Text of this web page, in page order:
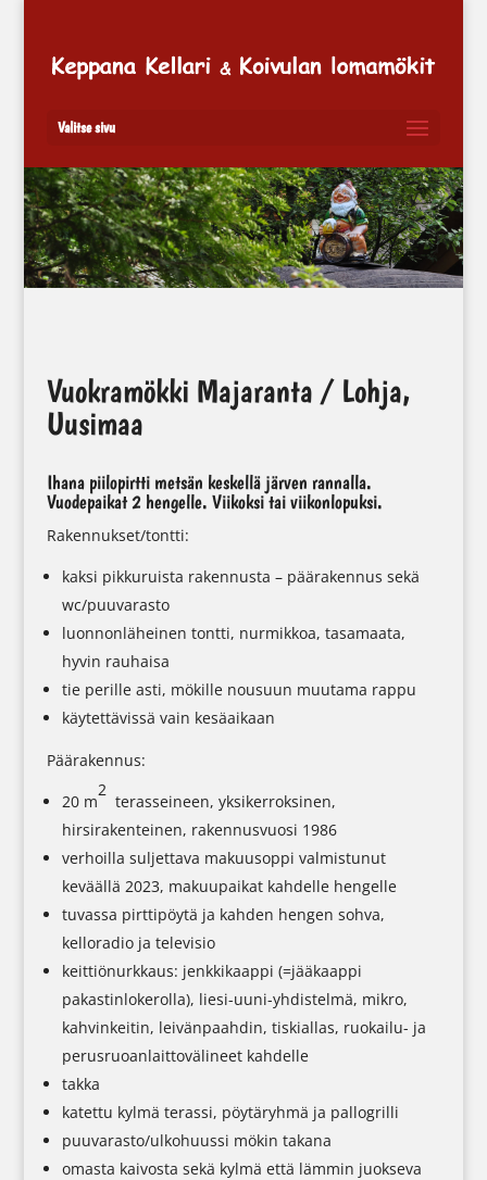
Valitse sivu
Vuokramökki Majaranta / Lohja,
Uusimaa
Ihana piilopirtti metsän keskellä järven rannalla.
Vuodepaikat 2 hengelle. Viikoksi tai viikonlopuksi.
Rakennukset/tontti:
kaksi pikkuruista rakennusta – päärakennus sekä
wc/puuvarasto
luonnonläheinen tontti, nurmikkoa, tasamaata,
hyvin rauhaisa
tie perille asti, mökille nousuun muutama rappu
käytettävissä vain kesäaikaan
Päärakennus:
20 m
2
terasseineen, yksikerroksinen,
hirsirakenteinen, rakennusvuosi 1986
verhoilla suljettava makuusoppi valmistunut
keväällä 2023, makuupaikat kahdelle hengelle
tuvassa pirttipöytä ja kahden hengen sohva,
kelloradio ja televisio
keittiönurkkaus: jenkkikaappi (=jääkaappi
pakastinlokerolla), liesi-uuni-yhdistelmä, mikro,
kahvinkeitin, leivänpaahdin, tiskiallas, ruokailu- ja
perusruoanlaittovälineet kahdelle
takka
katettu kylmä terassi, pöytäryhmä ja pallogrilli
puuvarasto/ulkohuussi mökin takana
omasta kaivosta sekä kylmä että lämmin juokseva